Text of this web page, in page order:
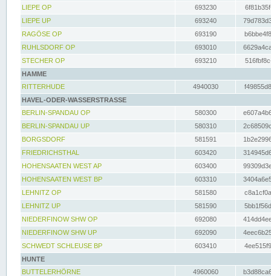
LIEPE OP
693230
LIEPE UP
693240
RAGÖSE OP
693190
RUHLSDORF OP
693010
STECHER OP
693210
HAMME
RITTERHUDE
4940030
HAVEL-ODER-WASSERSTRASSE
BERLIN-SPANDAU OP
580300
BERLIN-SPANDAU UP
580310
BORGSDORF
581591
FRIEDRICHSTHAL
603420
HOHENSAATEN WEST AP
603400
HOHENSAATEN WEST BP
603310
LEHNITZ OP
581580
LEHNITZ UP
581590
NIEDERFINOW SHW OP
692080
NIEDERFINOW SHW UP
692090
SCHWEDT SCHLEUSE BP
603410
HUNTE
BUTTELERHÖRNE
4960060